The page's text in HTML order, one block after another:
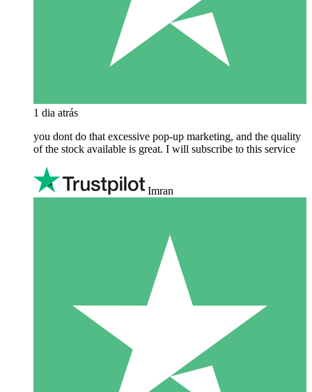
1 dia atrás
you dont do that excessive pop-up marketing, and the quality
of the stock available is great. I will subscribe to this service
Imran